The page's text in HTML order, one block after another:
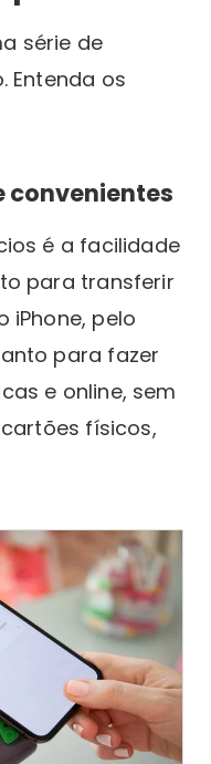
série de
Entenda os
convenientes
é a facilidade
para transferir
iPhone, pelo
para fazer
e online, sem
físicos,